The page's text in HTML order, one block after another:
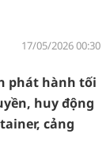
17/05/2026 00:30
phát hành tối
huy động
cảng